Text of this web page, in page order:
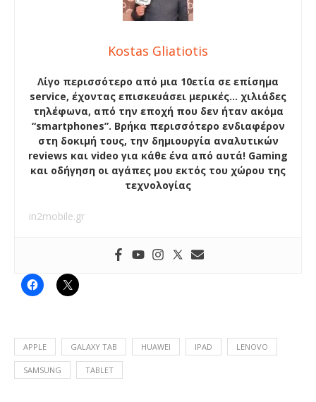
Kostas Gliatiotis
Λίγο περισσότερο από μια 10ετία σε επίσημα
service, έχοντας επισκευάσει μερικές… χιλιάδες
τηλέφωνα, από την εποχή που δεν ήταν ακόμα
“smartphones”. Βρήκα περισσότερο ενδιαφέρον
στη δοκιμή τους, την δημιουργία αναλυτικών
reviews και video για κάθε ένα από αυτά! Gaming
και οδήγηση οι αγάπες μου εκτός του χώρου της
τεχνολογίας
in2mobile.gr
APPLE GALAXY TAB HUAWEI IPAD LENOVO
SAMSUNG TABLET